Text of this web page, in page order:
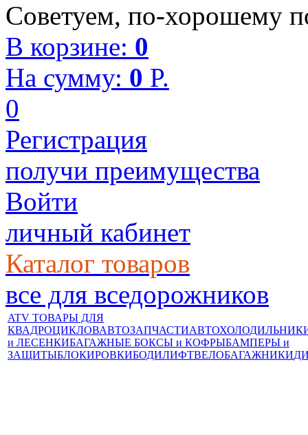
Советуем, по-хорошему
В корзине: 0
На сумму: 0 P.
0
Регистрация
получи преимущества
Войти
личный кабинет
Каталог товаров
все для вседорожников
ATV ТОВАРЫ ДЛЯ
КВАДРОЦИКЛОВАВТОЗАПЧАСТИ
и ЛЕСЕНКИБАГАЖНЫЕ БОКСЫ и КОФРЫБАМПЕРЫ и
ЗАЩИТЫБЛОКИРОВКИБОДИЛИФТВЕЛОБАГАЖНИКИ